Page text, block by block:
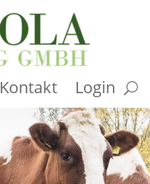
Kontakt Login